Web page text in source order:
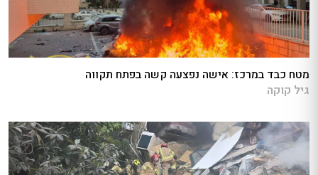
מטח כבד במרכז: אישה נפצעה קשה בפתח תקווה
גיל קוקה